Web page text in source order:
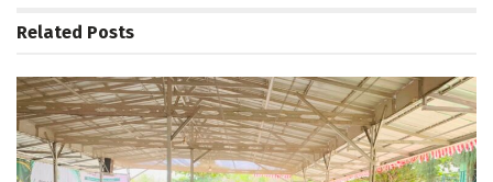
TRANSLAMPUNG.COM (PANARAGAN)–
melakukan Rundown peninjauan lokasi Jalan Tol Trans
Sumatera (JTTS) Terbanggi Besar-Pematang Panggang
rest area, KM 215 Kecamatan Way Kenanga, Kabupaten
Related Posts